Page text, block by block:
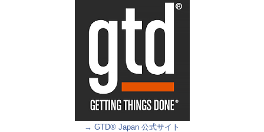
→ GTD® Japan 公式サイト